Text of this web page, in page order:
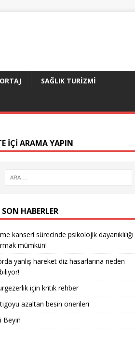
SAĞLIK TURIZMI
IÇI ARAMA YAPIN
SON HABERLER
kanseri sürecinde psikolojik dayanıklılığı
mümkün!
yanlış hareket diz hasarlarına neden
için kritik rehber
azaltan besin önerileri
Beyin